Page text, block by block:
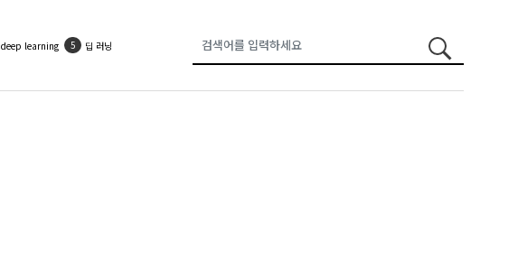
deep learning 딥 러닝